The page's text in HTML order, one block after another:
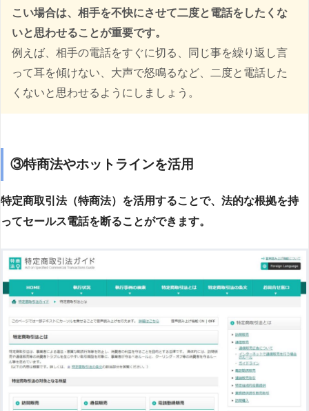
こい場合は、相手を不快にさせて二度と電話をしたくな
いと思わせることが重要です。
例えば、相手の電話をすぐに切る、同じ事を繰り返し言
って耳を傾けない、大声で怒鳴るなど、二度と電話した
くないと思わせるようにしましょう。
③特商法やホットラインを活用
特定商取引法（特商法）を活用することで、法的な根拠を持
ってセールス電話を断ることができます。